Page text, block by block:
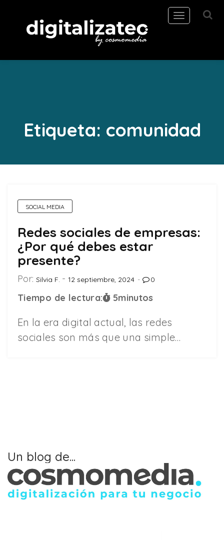
Toggle
navigation
Etiqueta: comunidad
SOCIAL MEDIA
Redes sociales de empresas:
¿Por qué debes estar
presente?
Por: Silvia F. 12 septiembre, 2024 0
Tiempo de lectura: 5minutos
En la era digital actual, las redes
sociales son más que una simple…
Un blog de...